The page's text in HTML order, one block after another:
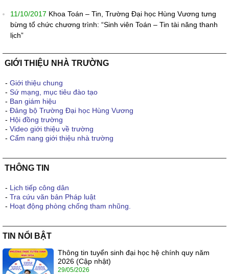
11/10/2017 Khoa Toán – Tin, Trường Đại học Hùng Vương tưng
bừng tổ chức chương trình: “Sinh viên Toán – Tin tài năng thanh
lịch”
GIỚI THIỆU NHÀ TRƯỜNG
- Giới thiệu chung
- Sứ mạng, mục tiêu đào tạo
- Ban giám hiệu
- Đảng bộ Trường Đại học Hùng Vương
- Hội đồng trường
- Video giới thiệu về trường
- Cẩm nang giới thiệu nhà trường
THÔNG TIN
- Lịch tiếp công dân
- Tra cứu văn bản Pháp luật
- Hoạt động phòng chống tham nhũng.
TIN NỔI BẬT
Thông tin tuyển sinh đại học hệ chính quy năm
2026 (Cập nhật)
29/05/2026